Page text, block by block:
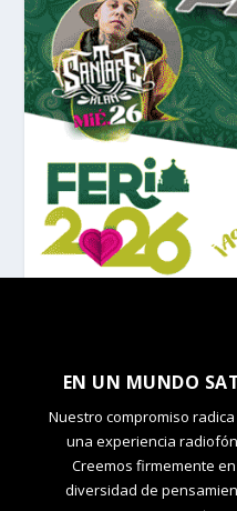
EN UN MUNDO
Nuestro compromiso
una experiencia
Creemos firmemente
diversidad de